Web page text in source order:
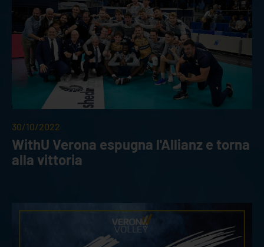
30/10/2022
WithU Verona espugna l'Allianz e torna
alla vittoria